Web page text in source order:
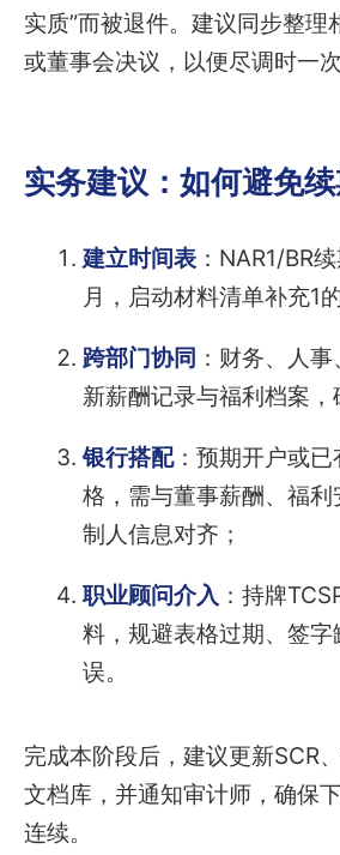
实质”而被退件。建议同步整理
或董事会决议，以便尽调时一次
实务建议：如何避免
建立时间表：NAR1/BR
月，启动材料清单补充1
跨部门协同 ：财务、人
新薪酬记录与福利档案，
银行搭配：预期开户或已
格，需与董事薪酬、福
制人信息对齐；
职业顾问介入 ：持牌
料，规避表格过期、签
误。
完成本阶段后，建议更新SCR
文档库，并通知审计师，确保
连续。